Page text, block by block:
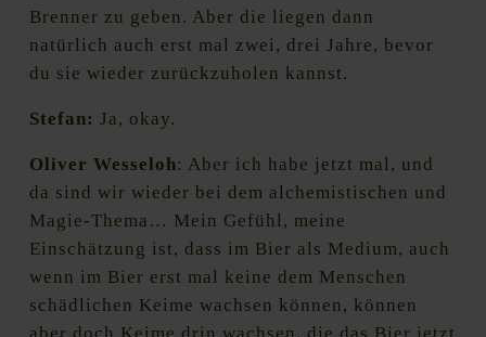
Brenner zu geben. Aber die liegen dann
natürlich auch erst mal zwei, drei Jahre, bevor
du sie wieder zurückzuholen kannst.
Stefan: Ja, okay.
Oliver Wesseloh: Aber ich habe jetzt mal, und
da sind wir wieder bei dem alchemistischen und
Magie-Thema… Mein Gefühl, meine
Einschätzung ist, dass im Bier als Medium, auch
wenn im Bier erst mal keine dem Menschen
schädlichen Keime wachsen können, können